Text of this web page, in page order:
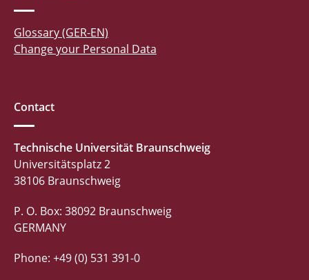
Glossary (GER-EN)
Change your Personal Data
Contact
Technische Universität Braunschweig
Universitätsplatz 2
38106 Braunschweig
P. O. Box: 38092 Braunschweig
GERMANY
Phone: +49 (0) 531 391-0